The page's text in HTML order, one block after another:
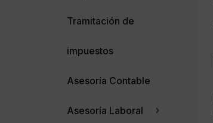
Tramitación de
impuestos
Asesoría Contable
Asesoría Laboral